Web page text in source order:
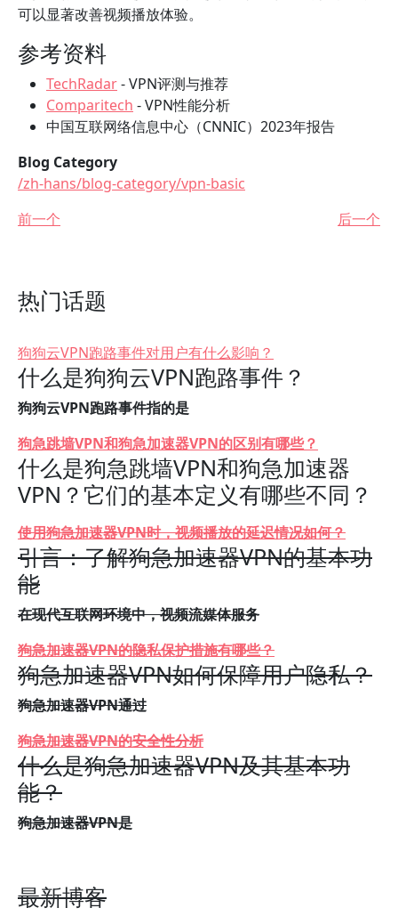
可以显著改善视频播放体验。
参考资料
TechRadar- VPN评测与推荐
Comparitech - VPN性能分析
中国互联网络信息中心（CNNIC）2023年报告
Blog Category
/zh-hans/blog-category/vpn-basic
前一个
后一个
热门话题
狗狗云VPN跑路事件对用户有什么影响？
什么是狗狗云VPN跑路事件？
狗狗云VPN跑路事件指的是
狗急跳墙VPN和狗急加速器VPN的区别有哪些？
什么是狗急跳墙VPN和狗急加速器
VPN？它们的基本定义有哪些不同？
使用狗急加速器VPN时，视频播放的延迟情况如何？
引言：了解狗急加速器VPN的基本功
能
在现代互联网环境中，视频流媒体服务
狗急加速器VPN的隐私保护措施有哪些？
狗急加速器VPN如何保障用户隐私？
狗急加速器VPN通过
狗急加速器VPN的安全性分析
什么是狗急加速器VPN及其基本功
能？
狗急加速器VPN是
最新博客